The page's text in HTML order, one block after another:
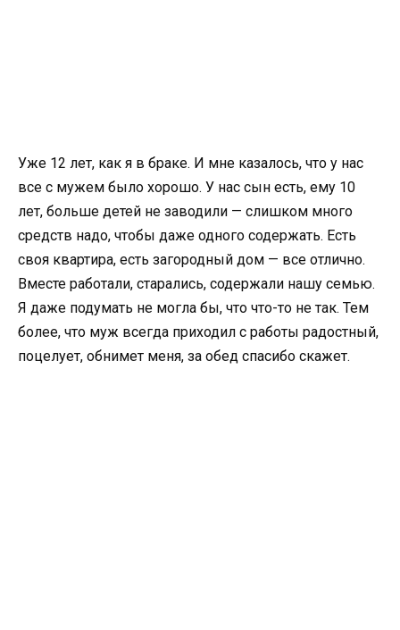
Уже 12 лет, как я в браке. И мне казалось, что у нас
все с мужем было хорошо. У нас сын есть, ему 10
лет, больше детей не заводили — слишком много
средств надо, чтобы даже одного содержать. Есть
своя квартира, есть загородный дом — все отлично.
Вместе работали, старались, содержали нашу семью.
Я даже подумать не могла бы, что что-то не так. Тем
более, что муж всегда приходил с работы радостный,
поцелует, обнимет меня, за обед спасибо скажет.